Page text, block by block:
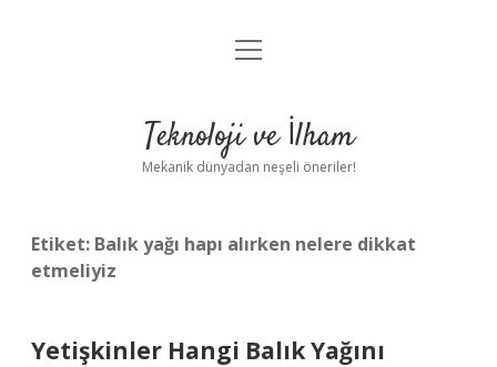
Anasayfa
Yasal Uyarı
menüyü
Teknoloji ve İlham
Mekanik dünyadan neşeli öneriler!
Etiket: Balık yağı hapı alırken nelere dikkat
etmeliyiz
Yetişkinler Hangi Balık Yağını